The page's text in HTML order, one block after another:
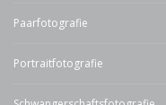
Paarfotografie
Portraitfotografie